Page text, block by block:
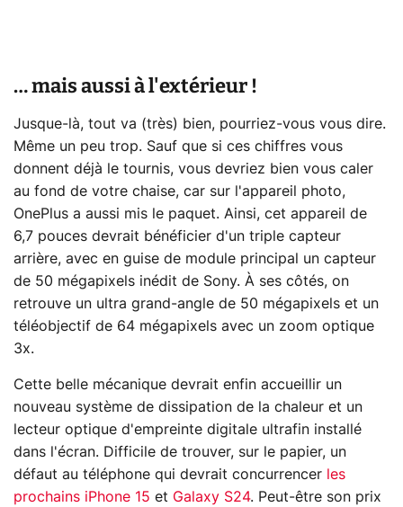
… mais aussi à l'extérieur !
Jusque-là, tout va (très) bien, pourriez-vous vous dire.
Même un peu trop. Sauf que si ces chiffres vous
donnent déjà le tournis, vous devriez bien vous caler
au fond de votre chaise, car sur l'appareil photo,
OnePlus a aussi mis le paquet. Ainsi, cet appareil de
6,7 pouces devrait bénéficier d'un triple capteur
arrière, avec en guise de module principal un capteur
de 50 mégapixels inédit de Sony. À ses côtés, on
retrouve un ultra grand-angle de 50 mégapixels et un
téléobjectif de 64 mégapixels avec un zoom optique
3x.
Cette belle mécanique devrait enfin accueillir un
nouveau système de dissipation de la chaleur et un
lecteur optique d'empreinte digitale ultrafin installé
dans l'écran. Difficile de trouver, sur le papier, un
défaut au téléphone qui devrait concurrencer les
prochains iPhone 15 et Galaxy S24. Peut-être son prix